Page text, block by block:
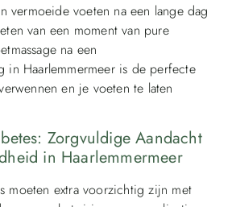
vermoeide voeten na een lange dag
van een moment van pure
na een
in Haarlemmermeer is de perfecte
en je voeten te laten
Zorgvuldige Aandacht
in Haarlemmermeer
moeten extra voorzichtig zijn met